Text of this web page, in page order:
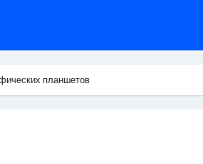
этапы строительства, проверка
информация о
планшетов